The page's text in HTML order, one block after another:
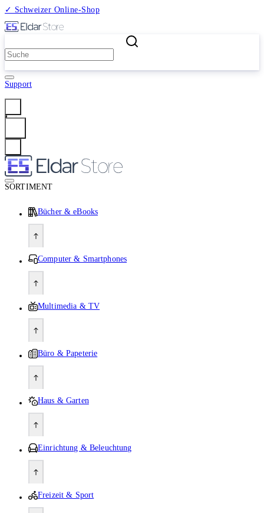
✓ Schweizer Online-Shop
Support
SORTIMENT
Bücher & eBooks
Computer & Smartphones
Multimedia & TV
Büro & Papeterie
Haus & Garten
Einrichtung & Beleuchtung
Freizeit & Sport